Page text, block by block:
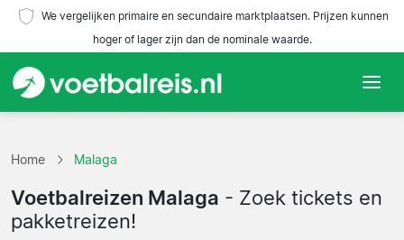
We vergelijken primaire en secundaire marktplaatsen. Prijzen kunnen
hoger of lager zijn dan de nominale waarde.
Teams
Competities
Home Malaga
Voetbalreizen Malaga - Zoek tickets en
pakketreizen!